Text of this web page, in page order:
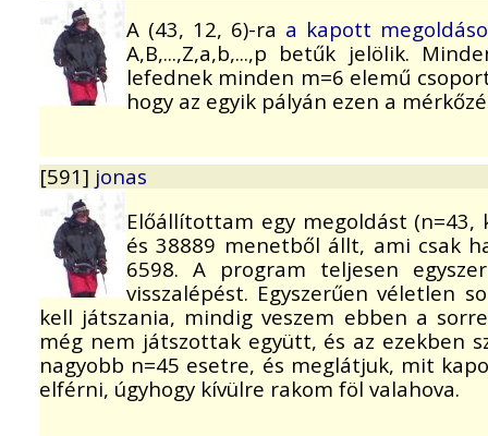
A (43, 12, 6)-ra a kapott
A,B,...,Z,a,b,...,p betűk jelölik.
lefednek minden m=6 elemű
hogy az egyik pályán ezen a
[591] jonas
Előállítottam egy megoldást
és 38889 menetből állt, ami csak
6598. A program teljesen
visszalépést. Egyszerűen véletlen
kell játszania, mindig veszem ebben a
még nem játszottak együtt, és az ezekben
nagyobb n=45 esetre, és meglátjuk, mit
elférni, úgyhogy kívülre rakom föl valahova.